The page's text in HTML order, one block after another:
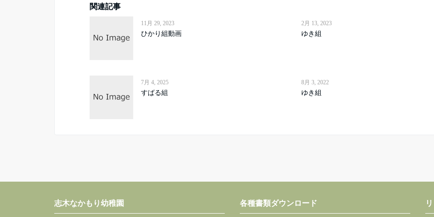
関連記事
11月 29, 2023
ひかり組動画
2月 13, 2023
ゆき組
7月 4, 2025
すばる組
8月 3, 2022
ゆき組
志木なかもり幼稚園 各種書類ダウンロード